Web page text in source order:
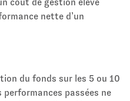
coût de gestion élevé
nette d’un
du fonds sur les 5 ou 10
performances passées ne